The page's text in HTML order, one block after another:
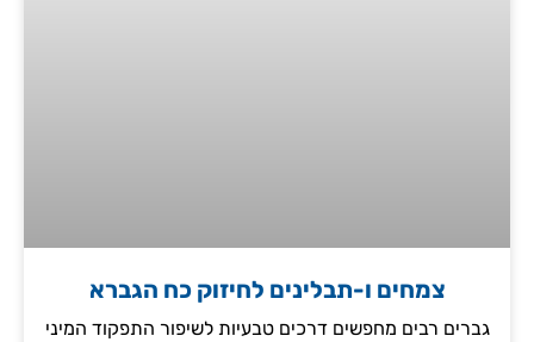
צמחים ו-תבלינים לחיזוק כח הגברא
גברים רבים מחפשים דרכים טבעיות לשיפור התפקוד המיני